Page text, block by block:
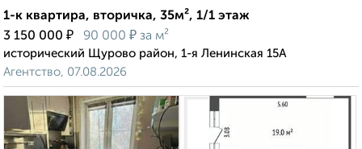
1-к квартира, вторичка, 35м², 1/1 этаж
3 150 000 ₽ 90 000 ₽ за м²
исторический Щурово район, 1-я Ленинская 15А
Агентство, 07.08.2026